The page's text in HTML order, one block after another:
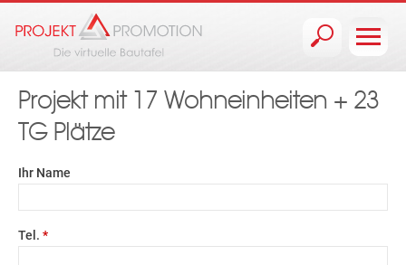
Projekt mit 17 Wohneinheiten + 23
TG Plätze
Ihr Name
Tel. *